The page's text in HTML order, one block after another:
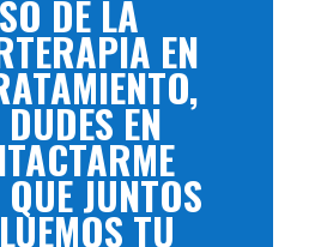
DE LA
EN
EN
JUNTOS
TU